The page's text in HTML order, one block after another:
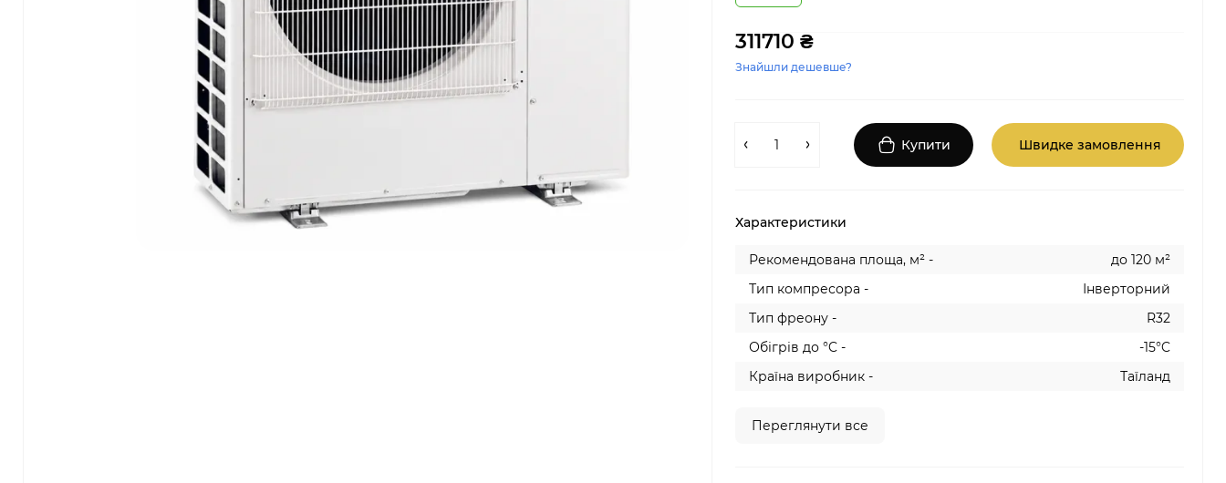
311710 ₴
Знайшли дешевше?
Купити Швидке замовлення
Характеристики
Рекомендована площа, м² -
до 120 м²
Тип компресора -
Інверторний
Тип фреону -
R32
Обігрів до °C -
-15°C
Країна виробник -
Таїланд
Переглянути все